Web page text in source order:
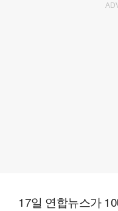
17일 연합뉴스가